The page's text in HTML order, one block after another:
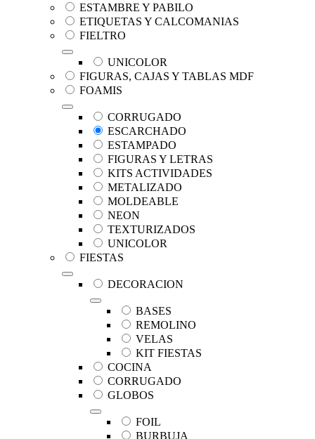
ESTAMBRE Y PABILO
ETIQUETAS Y CALCOMANIAS
FIELTRO
UNICOLOR
FIGURAS, CAJAS Y TABLAS MDF
FOAMIS
CORRUGADO
ESCARCHADO
ESTAMPADO
FIGURAS Y LETRAS
KITS ACTIVIDADES
METALIZADO
MOLDEABLE
NEON
TEXTURIZADOS
UNICOLOR
FIESTAS
DECORACION
BASES
REMOLINO
VELAS
KIT FIESTAS
COCINA
CORRUGADO
GLOBOS
FOIL
BURBUJA